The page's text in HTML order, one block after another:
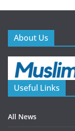
About Us
Useful Links
All News